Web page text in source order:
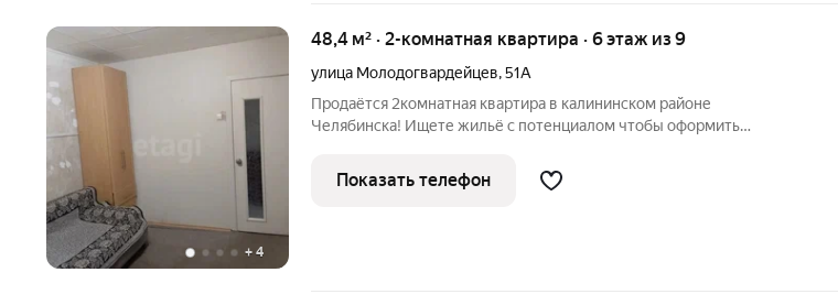
+ 4
48,4 м² · 2-комнатная квартира · 6 этаж из 9
улица Молодогвардейцев,51А
Продаётся 2комнатная квартира в калининском районе
Челябинска! Ищете жильё с потенциалом чтобы оформить
отличной основой для вашего идеального интерьера! Площадь:
48,4 м. Комнаты: 2.
Показать телефон